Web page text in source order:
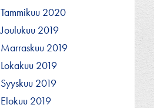
Tammikuu 2020
Joulukuu 2019
Marraskuu 2019
Lokakuu 2019
Syyskuu 2019
Elokuu 2019